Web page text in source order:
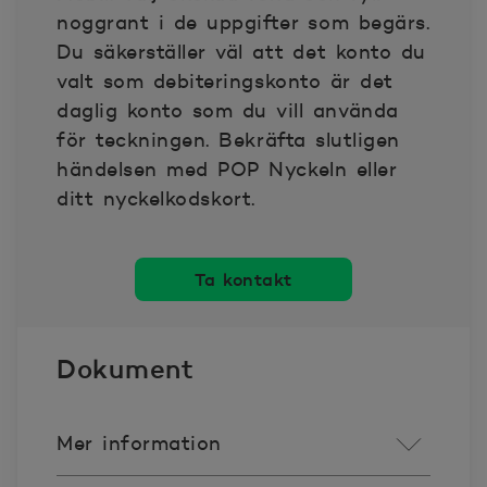
2025-08-18 1.139
2025-08-19 1.14
2025-08-20 1.14
2025-08-22 1.139
2025-08-25
noggrant i de uppgifter som begärs.
Du säkerställer väl att det konto du
valt som debiteringskonto är det
daglig konto som du vill använda
för teckningen. Bekräfta slutligen
händelsen med POP Nyckeln eller
ditt nyckelkodskort.
Ta kontakt
Dokument
Mer information